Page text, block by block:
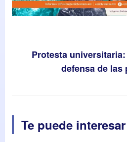
Protesta
defensa de las
Te puede interesar